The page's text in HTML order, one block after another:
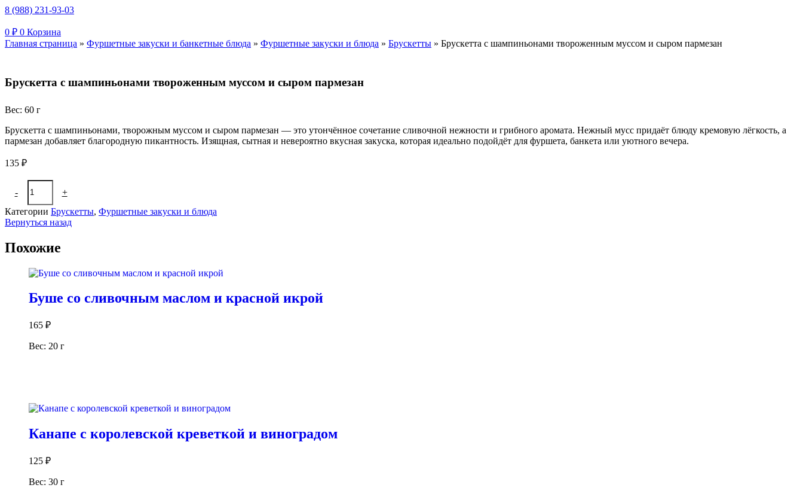
8 (988) 231-93-03
0 ₽ 0 Корзина
Главная страница » Фуршетные закуски и банкетные блюда » Фуршетные закуски и блюда » Брускетты » Брускетта с шампиньонами твороженным муссом и сыром пармезан
Брускетта с шампиньонами твороженным муссом и сыром пармезан
Вес: 60 г
Брускетта с шампиньонами, творожным муссом и сыром пармезан — это утончённое сочетание сливочной нежности и грибного аромата. Нежный мусс придаёт блюду кремовую лёгкость, а
пармезан добавляет благородную пикантность. Изящная, сытная и невероятно вкусная закуска, которая идеально подойдёт для фуршета, банкета или уютного вечера.
135 ₽
-
Количество
товара
Брускетта
с
шампиньонами
муссом
сыром
+
Категории Брускетты, Фуршетные закуски и блюда
Вернуться назад
Похожие
Буше со сливочным маслом и красной икрой
165 ₽
Вес: 20 г
Канапе с королевской креветкой и виноградом
125 ₽
Вес: 30 г